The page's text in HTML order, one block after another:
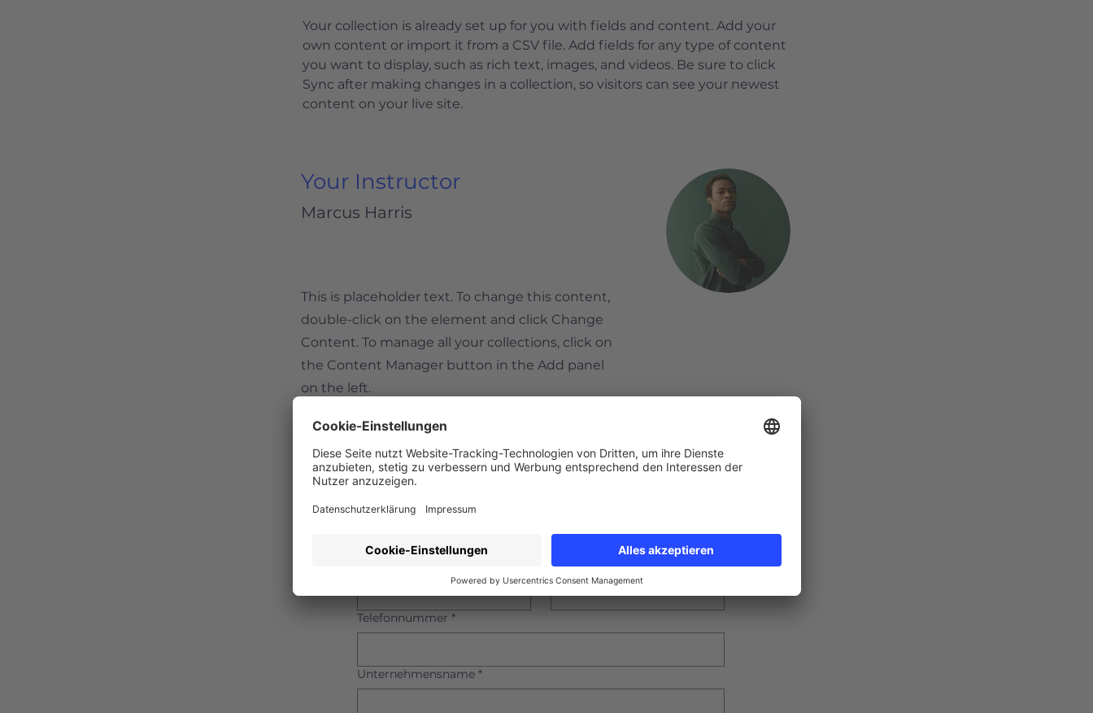
Your collection is already set up for you with fields and content. Add your
own content or import it from a CSV file. Add fields for any type of content
you want to display, such as rich text, images, and videos. Be sure to click
Sync after making changes in a collection, so visitors can see your newest
content on your live site.
Your Instructor
Marcus Harris
This is placeholder text. To change this content,
double-click on the element and click Change
Content. To manage all your collections, click on
the Content Manager button in the Add panel
on the left.
E-Mail-Adresse *
Nachname
Telefonnummer *
Unternehmensname *